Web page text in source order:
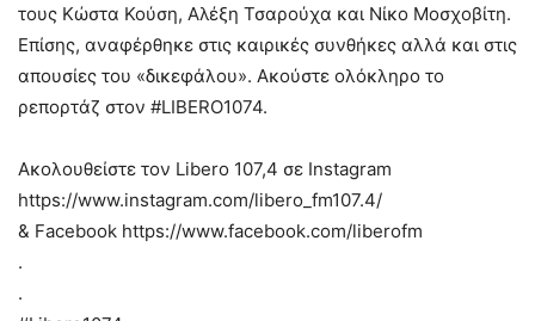
τους Κώστα Κούση, Αλέξη Τσαρούχα και Νίκο Μοσχοβίτη.
Επίσης, αναφέρθηκε στις καιρικές συνθήκες αλλά και στις
απουσίες του «δικεφάλου». Ακούστε ολόκληρο το
ρεπορτάζ στον #LIBERO1074.
Ακολουθείστε τον Libero 107,4 σε Ιnstagram
https://www.instagram.com/libero_fm107.4/
& Facebook https://www.facebook.com/liberofm
.
.